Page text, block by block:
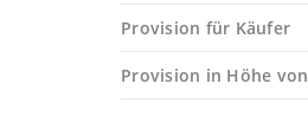
Provision für Käufer
Provision in Höhe von